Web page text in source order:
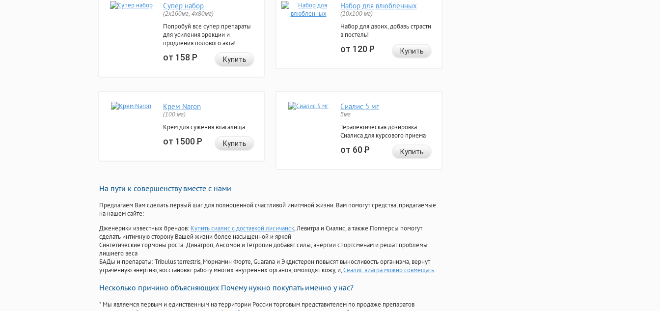
Супер набор
(2х160мг, 4х80мг)
Попробуй все супер препараты
для усиления эрекции и
продления полового акта!
от 158Р Купить
Набор для влюбленных
(10х100 мг)
Набор для двоих, добавь страсти
в постель!
от 120Р Купить
Крем Naron
(100 мг)
Крем для сужения влагалища
от 1500Р Купить
Сиалис 5 мг
5мг
Терапевтическая дозировка
Сиалиса для курсового приема
от 60Р Купить
На пути к совершенству вместе с нами
Предлагаем Вам сделать первый шаг для полноценной счастливой инитмной жизни. Вам помогут средства, придагаемые
на нашем сайте:
Дженерики известных брендов: Купить сиалис с доставкой лисичанск, Левитра и Сиалис, а также Попперсы помогут
сделать интимную сторону Вашей жизни более насыщенной и яркой
Синтетические гормоны роста: Динатроп, Ансомон и Гетропин добавят силы, энергии спортсменам и решат проблемы
лишнего веса
БАДы и препараты:Tribulus terrestris, Мориамин Форте, Guarana и Экдистерон повысят выносливость организма, вернут
утраченную энергию, восстановят работу многих внутренних органов, омолодят кожу, и,Сеалис виагра можно совмещать.
Несколько причино объясняющих Почему нужно покупать именно у нас?
* Мы являемся первым и единственным на территории России торговым представителем по продаже препаратов